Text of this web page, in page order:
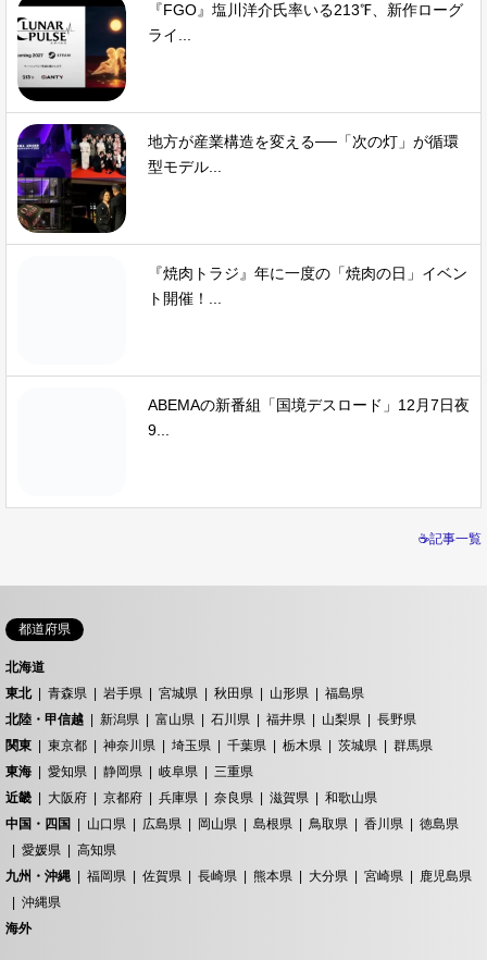
『FGO』塩川洋介氏率いる213℉、新作ローグ
ライ...
地方が産業構造を変える──「次の灯」が循環
型モデル...
『焼肉トラジ』年に一度の「焼肉の日」イベン
ト開催！...
ABEMAの新番組「国境デスロード」12月7日夜
9...
☕記事一覧
都道府県
北海道
東北
青森県 岩手県 宮城県 秋田県 山形県
福島県
北陸・甲信越
新潟県 富山県 石川県 福井県 山梨県
長野県
関東
東京都 神奈川県 埼玉県 千葉県 栃木県 茨城県
群馬県
東海
愛知県 静岡県 岐阜県
三重県
近畿
大阪府 京都府 兵庫県 奈良県 滋賀県
和歌山県
中国・四国
山口県 広島県 岡山県 島根県 鳥取県 香川県
徳島県
愛媛県
高知県
九州・沖縄
福岡県 佐賀県 長崎県 熊本県 大分県 宮崎県
鹿児島県
沖縄県
海外